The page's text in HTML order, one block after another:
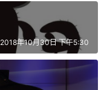
2018年10月30日 下午5:30